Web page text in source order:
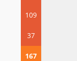
109
37
167